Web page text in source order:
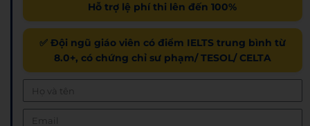
Hỗ trợ lệ phí thi lên đến 100%
✅ Đội ngũ giáo viên có điểm IELTS trung bình từ
8.0+, có chứng chỉ sư phạm/ TESOL/ CELTA